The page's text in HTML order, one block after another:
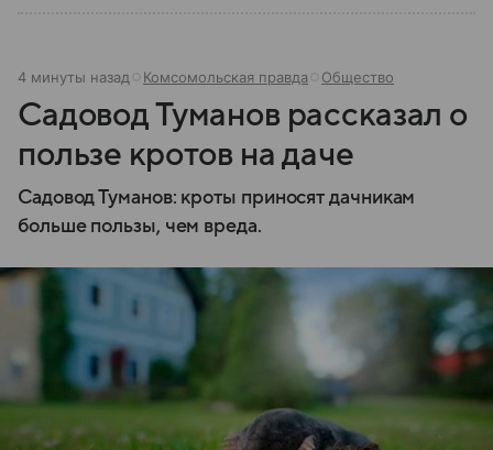
4 минуты назад Комсомольская правда Общество
Садовод Туманов рассказал о
пользе кротов на даче
Садовод Туманов: кроты приносят дачникам
больше пользы, чем вреда.